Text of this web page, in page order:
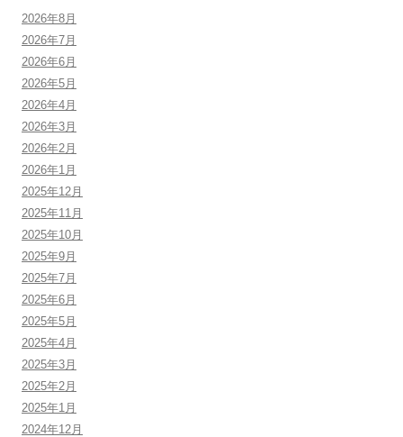
2026年8月
2026年7月
2026年6月
2026年5月
2026年4月
2026年3月
2026年2月
2026年1月
2025年12月
2025年11月
2025年10月
2025年9月
2025年7月
2025年6月
2025年5月
2025年4月
2025年3月
2025年2月
2025年1月
2024年12月